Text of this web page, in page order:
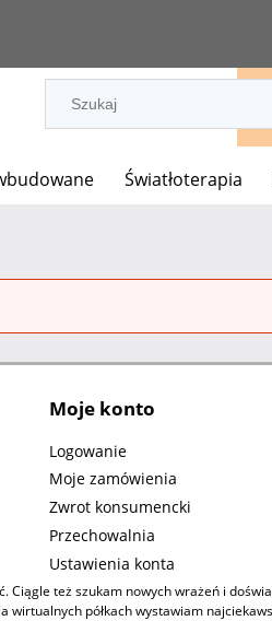
Światłoterapia
Moje konto
Logowanie
Moje zamówienia
Zwrot konsumencki
Przechowalnia
Ustawienia konta
też szukam nowych wrażeń i
wirtualnych półkach wystawiam